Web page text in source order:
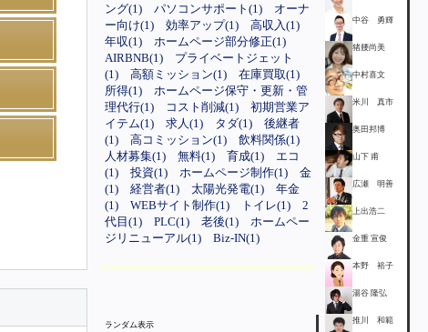
ング(1)
パソコンサポート(1)
オーナ
ー向け(1)
効率アップ(1)
高収入(1)
年収(1)
ホームページ部分修正(1)
AIRBNB(1)
プライベートジェット
(1)
高額ミッション(1)
在庫買取(1)
所得(1)
ホームページ保守・更新・管
理代行(1)
コスト削減(1)
初期営業ア
イテム(1)
求人(1) タダ(1)
後継者
(1)
高コミッション(1)
飲料関係(1)
人材募集(1)
無料(1) 育成(1)
エコ
(1)
投資(1) ホームページ制作(1)
金
(1)
経営者(1) 太陽光発電(1)
年金
(1)
WEBサイト制作(1) トイレ(1)
2
代目(1)
PLC(1) 老後(1)
ホームペー
ジリニューアル(1)
Biz-IN(1)
ランダム表示
中谷 勇輝
猪腰尚美
中村喜文
米川 真市
奥田邦博
山下 甫
広瀬 明善
上出浩二
金重 宣俊
本野 裕子
湯谷 隆弘
推川 和範